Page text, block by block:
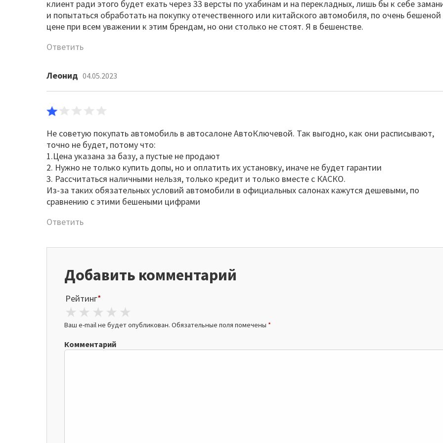
клиент ради этого будет ехать через 33 версты по ухабинам и на перекладных, лишь бы к себе
и попытаться обработать на покупку отечественного или китайского автомобиля, по очень бешеной
цене при всем уважении к этим брендам, но они столько не стоят. Я в бешенстве.
Ответить
Леонид 04.05.2023
Не советую покупать автомобиль в автосалоне АвтоКлючевой. Так выгодно, как они расписывают,
точно не будет, потому что:
1.Цена указана за базу, а пустые не продают
2. Нужно не только купить допы, но и оплатить их установку, иначе не будет гарантии
3. Рассчитаться наличными нельзя, только кредит и только вместе с КАСКО.
Из-за таких обязательных условий автомобили в официальных салонах кажутся дешевыми, по
сравнению с этими бешеными цифрами
Ответить
Добавить комментарий
Рейтинг*
4 stars
3 stars
2 stars
1 star
Ваш e-mail не будет опубликован. Обязательные поля помечены *
Комментарий